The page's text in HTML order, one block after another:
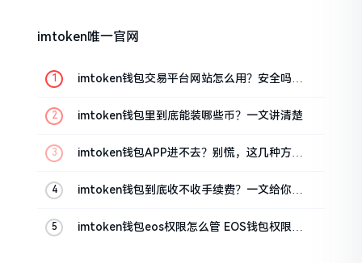
imtoken唯一官网
imtoken钱包交易平台网站怎么用？安全吗？
imtoken钱包里到底能装哪些币？一文讲清楚
imtoken钱包APP进不去？别慌，这几种方法
imtoken钱包到底收不收手续费？一文给你说
imtoken钱包eos权限怎么管 EOS钱包权限设